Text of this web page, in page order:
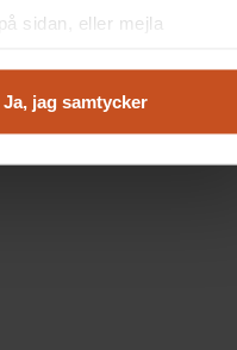
sidan, eller mejla
Ja, jag samtycker